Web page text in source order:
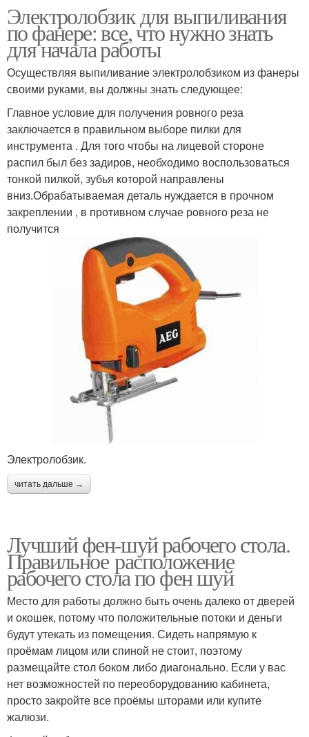
Электролобзик для выпиливания
по фанере: все, что нужно знать
для начала работы
Осуществляя выпиливание электролобзиком из фанеры
своими руками, вы должны знать следующее:
Главное условие для получения ровного реза
заключается в правильном выборе пилки для
инструмента . Для того чтобы на лицевой стороне
распил был без задиров, необходимо воспользоваться
тонкой пилкой, зубья которой направлены
вниз.Обрабатываемая деталь нуждается в прочном
закреплении , в противном случае ровного реза не
получится
Электролобзик.
читать дальше →
Лучший фен-шуй рабочего стола.
Правильное расположение
рабочего стола по фен шуй
Место для работы должно быть очень далеко от дверей
и окошек, потому что положительные потоки и деньги
будут утекать из помещения. Сидеть напрямую к
проёмам лицом или спиной не стоит, поэтому
размещайте стол боком либо диагонально. Если у вас
нет возможностей по переоборудованию кабинета,
просто закройте все проёмы шторами или купите
жалюзи.